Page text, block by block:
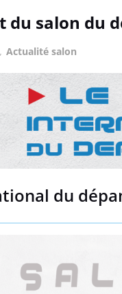
salon du
, Actualité salon
du